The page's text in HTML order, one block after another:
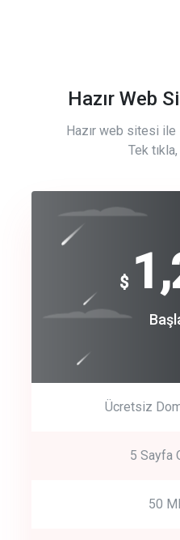
Hazır Web
Hazır web sitesi ile
Tek
$
Ücretsiz
5 Sayfa
50
Free
Basic